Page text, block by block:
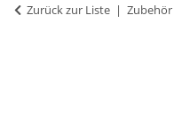
Zurück zur Liste Zubehör